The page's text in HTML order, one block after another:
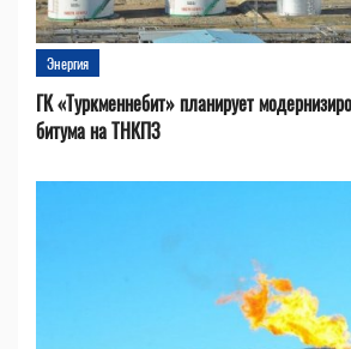
Энергия
ГК «Туркменнебит» планирует
битума на ТНКПЗ